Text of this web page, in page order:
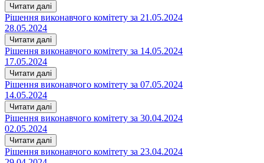
Читати далі
Рішення виконавчого комітету за 21.05.2024
28.05.2024
Читати далі
Рішення виконавчого комітету за 14.05.2024
17.05.2024
Читати далі
Рішення виконавчого комітету за 07.05.2024
14.05.2024
Читати далі
Рішення виконавчого комітету за 30.04.2024
02.05.2024
Читати далі
Рішення виконавчого комітету за 23.04.2024